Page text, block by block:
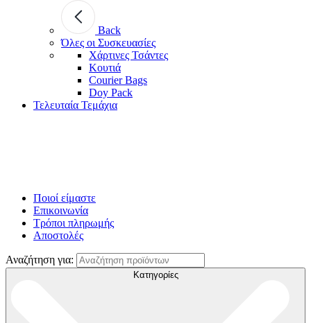
Back
Όλες οι Συσκευασίες
Χάρτινες Τσάντες
Κουτιά
Courier Bags
Doy Pack
Τελευταία Τεμάχια
Ποιοί είμαστε
Επικοινωνία
Τρόποι πληρωμής
Αποστολές
Αναζήτηση για:
Κατηγορίες